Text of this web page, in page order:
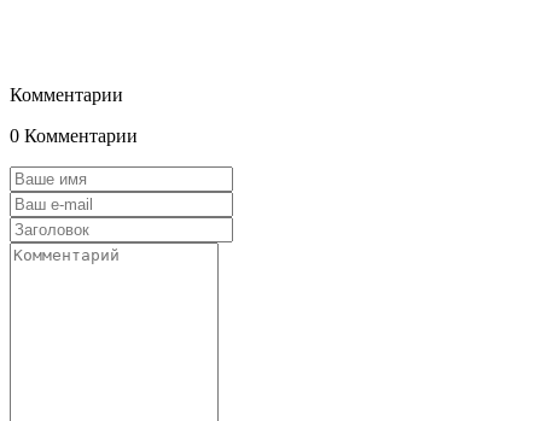
Комментарии
0 Комментарии